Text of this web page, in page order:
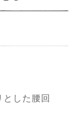
した腰回